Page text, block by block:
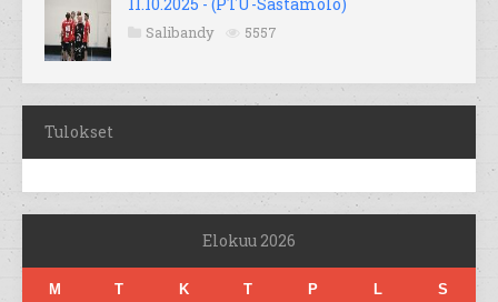
11.10.2025 - (PTU-Sastamolo)
Salibandy 5557
Tulokset
Elokuu 2026
M T K T P L S